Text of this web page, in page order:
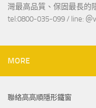
灣最高品質、保固最長的
tel:0800-035-099 / line:
MORE
聯絡高高順隱形鐵窗